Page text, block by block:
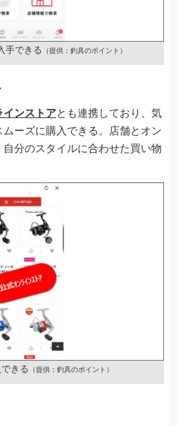
手できる （提供：釣具のポイント）
インストアとも連携しており、気
ーズに購入できる。店舗とオン
分のスタイルに合わせた買い物
きる （提供：釣具のポイント）